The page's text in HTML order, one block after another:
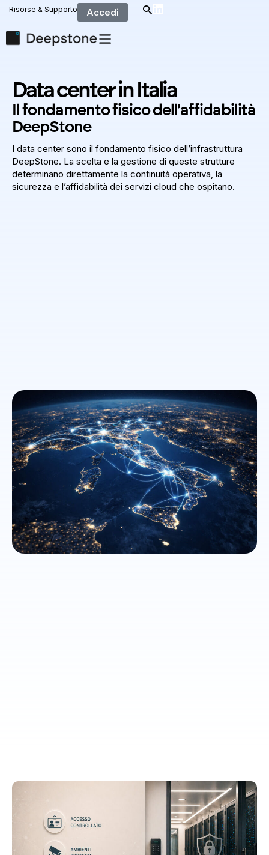
Risorse & Supporto Accedi
Data center in Italia
Il fondamento fisico dell'affidabilità
DeepStone
I data center sono il fondamento fisico dell’infrastruttura
DeepStone. La scelta e la gestione di queste strutture
determinano direttamente la continuità operativa, la
sicurezza e l’affidabilità dei servizi cloud che ospitano.